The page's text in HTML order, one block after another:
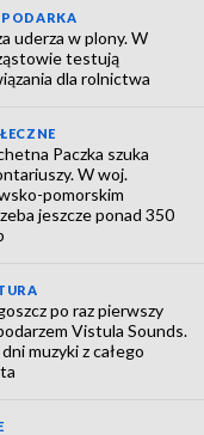
uderza w plony. W
testują
dla rolnictwa
Paczka szuka
W woj.
pomorskim
jeszcze ponad 350
po raz pierwszy
Vistula Sounds.
muzyki z całego